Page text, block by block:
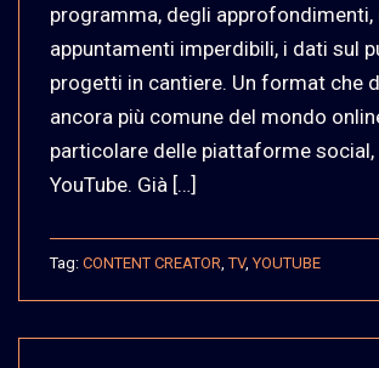
programma, degli approfondimenti,
appuntamenti imperdibili, i dati sul
progetti in cantiere. Un format che
ancora più comune del mondo
particolare delle piattaforme
YouTube. Già […]
Tag: CONTENT CREATOR ,TV,YOUTUBE